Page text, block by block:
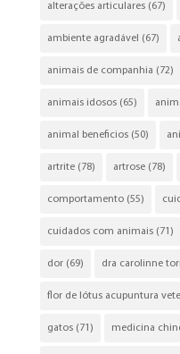
alterações articulares(67)
ambiente agradável (67)
animais de companhia (72)
animais idosos(65)
animal beneficios(50)
artrite(78) artrose(78)
comportamento(55)
cuidados com animais(71)
dor(69) dra carolinne
flor de lótus acupuntura
gatos(71) medicina